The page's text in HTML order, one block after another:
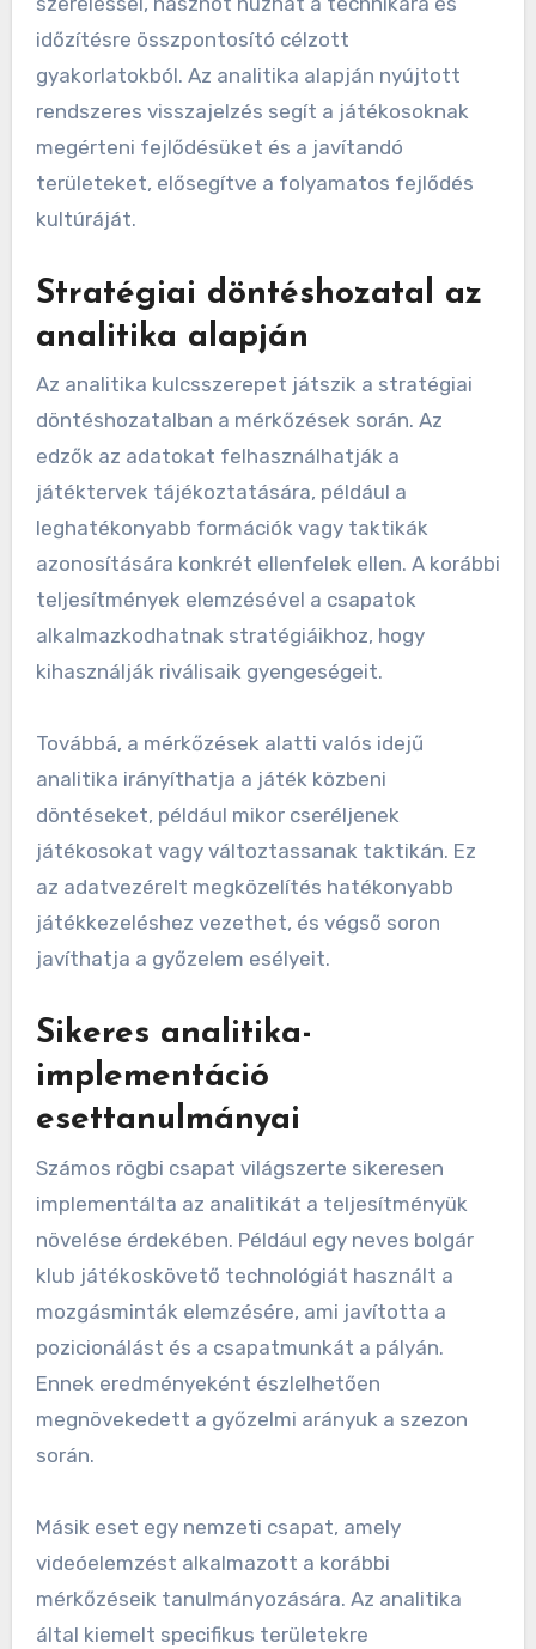
időzítésre összpontosító célzott
gyakorlatokból. Az analitika alapján nyújtott
rendszeres visszajelzés segít a játékosoknak
megérteni fejlődésüket és a javítandó
területeket, elősegítve a folyamatos fejlődés
kultúráját.
Stratégiai döntéshozatal az
analitika alapján
Az analitika kulcsszerepet játszik a stratégiai
döntéshozatalban a mérkőzések során. Az
edzők az adatokat felhasználhatják a
játéktervek tájékoztatására, például a
leghatékonyabb formációk vagy taktikák
azonosítására konkrét ellenfelek ellen. A korábbi
teljesítmények elemzésével a csapatok
alkalmazkodhatnak stratégiáikhoz, hogy
kihasználják riválisaik gyengeségeit.
Továbbá, a mérkőzések alatti valós idejű
analitika irányíthatja a játék közbeni
döntéseket, például mikor cseréljenek
játékosokat vagy változtassanak taktikán. Ez
az adatvezérelt megközelítés hatékonyabb
játékkezeléshez vezethet, és végső soron
javíthatja a győzelem esélyeit.
Sikeres analitika-
implementáció
esettanulmányai
Számos rögbi csapat világszerte sikeresen
implementálta az analitikát a teljesítményük
növelése érdekében. Például egy neves bolgár
klub játékoskövető technológiát használt a
mozgásminták elemzésére, ami javította a
pozicionálást és a csapatmunkát a pályán.
Ennek eredményeként észlelhetően
megnövekedett a győzelmi arányuk a szezon
során.
Másik eset egy nemzeti csapat, amely
videóelemzést alkalmazott a korábbi
mérkőzéseik tanulmányozására. Az analitika
által kiemelt specifikus területekre